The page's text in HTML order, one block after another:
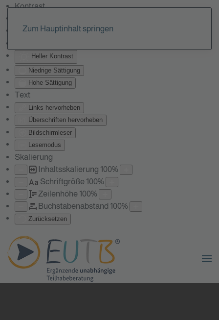
Kontrast
Monochrom
Heller Kontrast
Niedrige Sättigung
Hohe Sättigung
Text
Links hervorheben
Überschriften hervorheben
Bildschirmleser
Lesemodus
Skalierung
Inhaltsskalierung 100%
Aa Schriftgröße 100%
Zeilenhöhe 100%
Buchstabenabstand 100%
Zurücksetzen
Zum Hauptinhalt springen